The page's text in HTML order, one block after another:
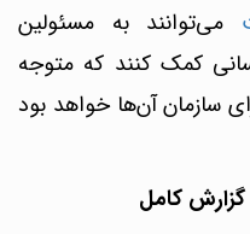
می‌توانند به مسئولین
کمک کنند که متوجه
سازمان آن‌ها خواهد بود
گزارش کامل